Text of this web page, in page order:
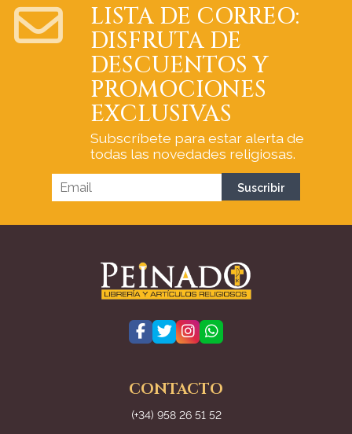
LISTA DE CORREO:
DISFRUTA DE
DESCUENTOS Y
PROMOCIONES
EXCLUSIVAS
Subscríbete para estar alerta de
todas las novedades religiosas.
CONTACTO
(+34) 958 26 51 52